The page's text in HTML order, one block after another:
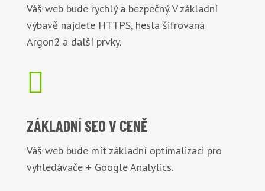
Váš web bude rychlý a bezpečný. V základní
výbavě najdete HTTPS, hesla šifrovaná
Argon2 a další prvky.

ZÁKLADNÍ SEO V CENĚ
Váš web bude mít základní optimalizaci pro
vyhledávače + Google Analytics.